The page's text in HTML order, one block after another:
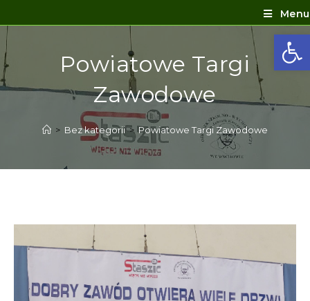
Menu
Powiatowe Targi
Zawodowe
> Bez kategorii > Powiatowe Targi Zawodowe